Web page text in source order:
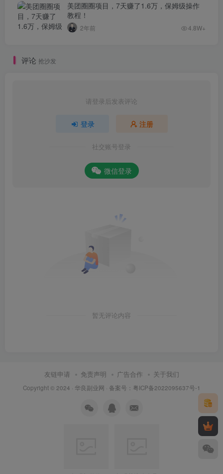
美团圈圈项目，7天赚了1.6万，保姆级操作
教程！
2年前 4.8W+
评论 抢沙发
请登录后发表评论
登录 注册
社交账号登录
微信登录
暂无评论内容
友链申请 免责声明 广告合作 关于我们
Copyright © 2024 · 华良副业网 · 备案号： 粤ICP备2022095637号-1